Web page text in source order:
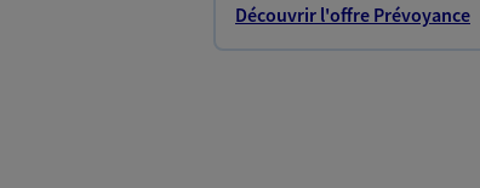
Découvrir l'offre Prévoyance